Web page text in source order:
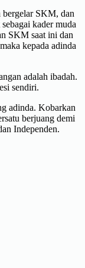
bergelar SKM, dan
kader muda
SKM saat ini dan
kepada adinda
adalah ibadah.
sendiri.
adinda. Kobarkan
berjuang demi
Independen.